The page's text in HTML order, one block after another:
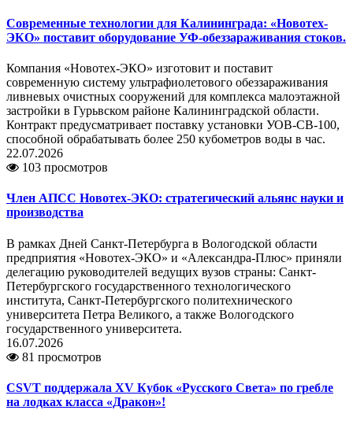
Современные технологии для Калининграда: «Новотех-
ЭКО» поставит оборудование УФ-обеззараживания стоков.
Компания «Новотех-ЭКО» изготовит и поставит
современную систему ультрафиолетового обеззараживания
ливневых очистных сооружений для комплекса малоэтажной
застройки в Гурьвском районе Калининградской области.
Контракт предусматривает поставку установки УОВ-СВ-100,
способной обрабатывать более 250 кубометров воды в час.
22.07.2026
103 просмотров
Член АПСС Новотех-ЭКО: стратегический альянс науки и
производства
В рамках Дней Санкт-Петербурга в Вологодской области
предприятия «Новотех-ЭКО» и «Александра-Плюс» приняли
делегацию руководителей ведущих вузов страны: Санкт-
Петербургского государственного технологического
института, Санкт-Петербургского политехнического
университета Петра Великого, а также Вологодского
государственного университета.
16.07.2026
81 просмотров
CSVT поддержала XV Кубок «Русского Света» по гребле
на лодках класса «Дракон»!